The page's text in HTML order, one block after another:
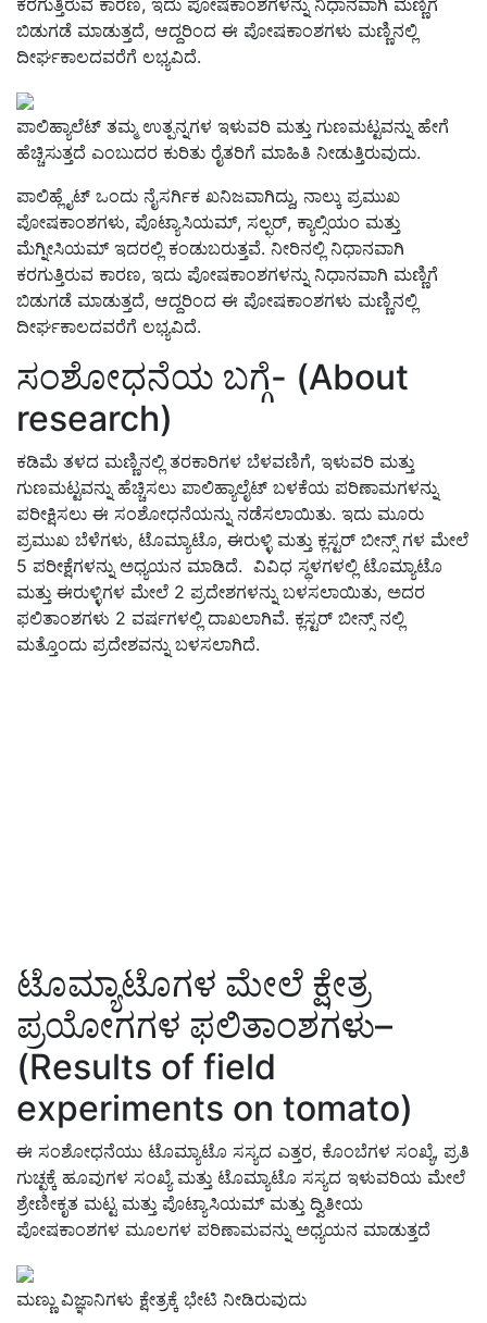
ಬಿಡುಗಡೆ ಮಾಡುತ್ತದೆ, ಆದ್ದರಿಂದ ಈ ಪೋಷಕಾಂಶಗಳು ಮಣ್ಣಿನಲ್ಲಿ
ದೀರ್ಘಕಾಲದವರೆಗೆ ಲಭ್ಯವಿದೆ.
ಪಾಲಿಹ್ಯಾಲೆಟ್ ತಮ್ಮ ಉತ್ಪನ್ನಗಳ ಇಳುವರಿ ಮತ್ತು ಗುಣಮಟ್ಟವನ್ನು ಹೇಗೆ
ಹೆಚ್ಚಿಸುತ್ತದೆ ಎಂಬುದರ ಕುರಿತು ರೈತರಿಗೆ ಮಾಹಿತಿ ನೀಡುತ್ತಿರುವುದು.
ಪಾಲಿಹ್ಲೈಟ್ ಒಂದು ನೈಸರ್ಗಿಕ ಖನಿಜವಾಗಿದ್ದು, ನಾಲ್ಕು ಪ್ರಮುಖ
ಪೋಷಕಾಂಶಗಳು, ಪೊಟ್ಯಾಸಿಯಮ್, ಸಲ್ಫರ್, ಕ್ಯಾಲ್ಸಿಯಂ ಮತ್ತು
ಮೆಗ್ನೀಸಿಯಮ್ ಇದರಲ್ಲಿ ಕಂಡುಬರುತ್ತವೆ. ನೀರಿನಲ್ಲಿ ನಿಧಾನವಾಗಿ
ಕರಗುತ್ತಿರುವ ಕಾರಣ, ಇದು ಪೋಷಕಾಂಶಗಳನ್ನು ನಿಧಾನವಾಗಿ ಮಣ್ಣಿಗೆ
ಬಿಡುಗಡೆ ಮಾಡುತ್ತದೆ, ಆದ್ದರಿಂದ ಈ ಪೋಷಕಾಂಶಗಳು ಮಣ್ಣಿನಲ್ಲಿ
ದೀರ್ಘಕಾಲದವರೆಗೆ ಲಭ್ಯವಿದೆ.
ಸಂಶೋಧನೆಯ ಬಗ್ಗೆ- (About
research)
ಕಡಿಮೆ ತಳದ ಮಣ್ಣಿನಲ್ಲಿ ತರಕಾರಿಗಳ ಬೆಳವಣಿಗೆ, ಇಳುವರಿ ಮತ್ತು
ಗುಣಮಟ್ಟವನ್ನು ಹೆಚ್ಚಿಸಲು ಪಾಲಿಹ್ಯಾಲೈಟ್ ಬಳಕೆಯ ಪರಿಣಾಮಗಳನ್ನು
ಪರೀಕ್ಷಿಸಲು ಈ ಸಂಶೋಧನೆಯನ್ನು ನಡೆಸಲಾಯಿತು. ಇದು ಮೂರು
ಪ್ರಮುಖ ಬೆಳೆಗಳು, ಟೊಮ್ಯಾಟೊ, ಈರುಳ್ಳಿ ಮತ್ತು ಕ್ಲಸ್ಟರ್ ಬೀನ್ಸ್ ಗಳ ಮೇಲೆ
5 ಪರೀಕ್ಷೆಗಳನ್ನು ಅಧ್ಯಯನ ಮಾಡಿದೆ. ವಿವಿಧ ಸ್ಥಳಗಳಲ್ಲಿ ಟೊಮ್ಯಾಟೊ
ಮತ್ತು ಈರುಳ್ಳಿಗಳ ಮೇಲೆ 2 ಪ್ರದೇಶಗಳನ್ನು ಬಳಸಲಾಯಿತು, ಅದರ
ಫಲಿತಾಂಶಗಳು 2 ವರ್ಷಗಳಲ್ಲಿ ದಾಖಲಾಗಿವೆ. ಕ್ಲಸ್ಟರ್ ಬೀನ್ಸ್ ನಲ್ಲಿ
ಮತ್ತೊಂದು ಪ್ರದೇಶವನ್ನು ಬಳಸಲಾಗಿದೆ.
ಟೊಮ್ಯಾಟೊಗಳ ಮೇಲೆ ಕ್ಷೇತ್ರ
ಪ್ರಯೋಗಗಳ ಫಲಿತಾಂಶಗಳು–
(Results of field
experiments on tomato)
ಈ ಸಂಶೋಧನೆಯು ಟೊಮ್ಯಾಟೊ ಸಸ್ಯದ ಎತ್ತರ, ಕೊಂಬೆಗಳ ಸಂಖ್ಯೆ, ಪ್ರತಿ
ಗುಚ್ಛಕ್ಕೆ ಹೂವುಗಳ ಸಂಖ್ಯೆ ಮತ್ತು ಟೊಮ್ಯಾಟೊ ಸಸ್ಯದ ಇಳುವರಿಯ ಮೇಲೆ
ಶ್ರೇಣೀಕೃತ ಮಟ್ಟ ಮತ್ತು ಪೊಟ್ಯಾಸಿಯಮ್ ಮತ್ತು ದ್ವಿತೀಯ
ಪೋಷಕಾಂಶಗಳ ಮೂಲಗಳ ಪರಿಣಾಮವನ್ನು ಅಧ್ಯಯನ ಮಾಡುತ್ತದೆ
ಮಣ್ಣು ವಿಜ್ಞಾನಿಗಳು ಕ್ಷೇತ್ರಕ್ಕೆ ಭೇಟಿ ನೀಡಿರುವುದು